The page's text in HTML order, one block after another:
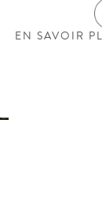
EN SAVOIR